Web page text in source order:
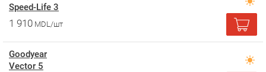
Speed-Life 3
1 910 MDL/шт
Goodyear
Vector 5